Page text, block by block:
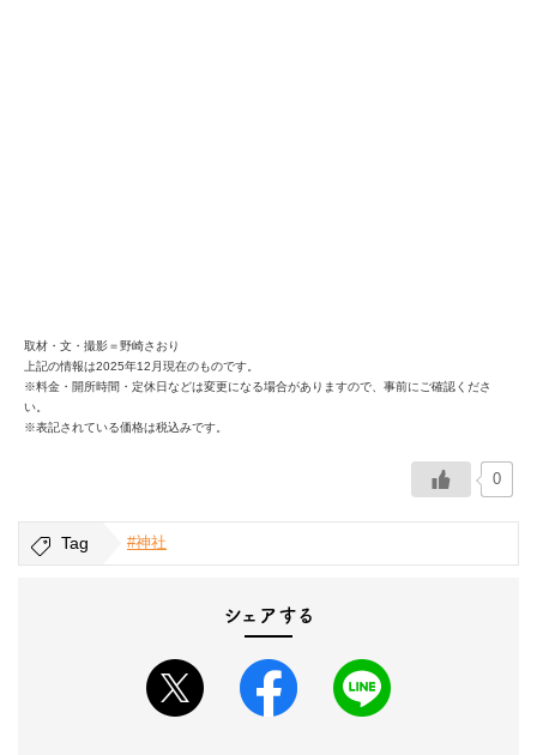
取材・文・撮影＝野崎さおり
上記の情報は2025年12月現在のものです。
※料金・開所時間・定休日などは変更になる場合がありますので、事前にご確認くださ
い。
※表記されている価格は税込みです。
0
Tag #神社
シェアする